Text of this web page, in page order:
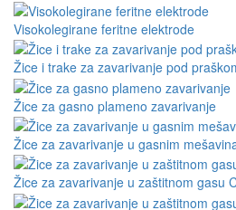
Visokolegirane feritne elektrode
Žice i trake za zavarivanje pod
Žice za gasno plameno zavarivanje
Žice za zavarivanje u gasnim
Žice za zavarivanje u zaštitnom gasu